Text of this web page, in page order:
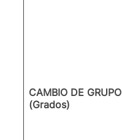
CAMBIO DE GRUPO
(Grados)